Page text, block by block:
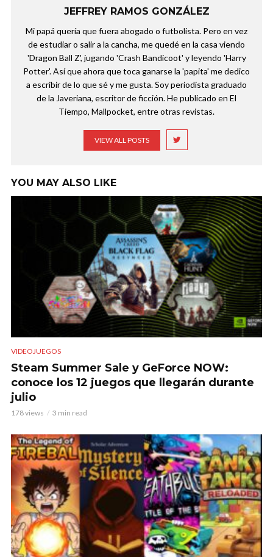
JEFFREY RAMOS GONZÁLEZ
Mi papá quería que fuera abogado o futbolista. Pero en vez
de estudiar o salir a la cancha, me quedé en la casa viendo
'Dragon Ball Z', jugando 'Crash Bandicoot' y leyendo 'Harry
Potter'. Así que ahora que toca ganarse la 'papita' me dedico
a escribir de lo que sé y me gusta. Soy periodista graduado
de la Javeriana, escritor de ficción. He publicado en El
Tiempo, Mallpocket, entre otras revistas.
VIEW ALL POSTS
YOU MAY ALSO LIKE
VIDEOJUEGOS
Steam Summer Sale y GeForce NOW:
conoce los 12 juegos que llegarán durante
julio
178 views 3 min read